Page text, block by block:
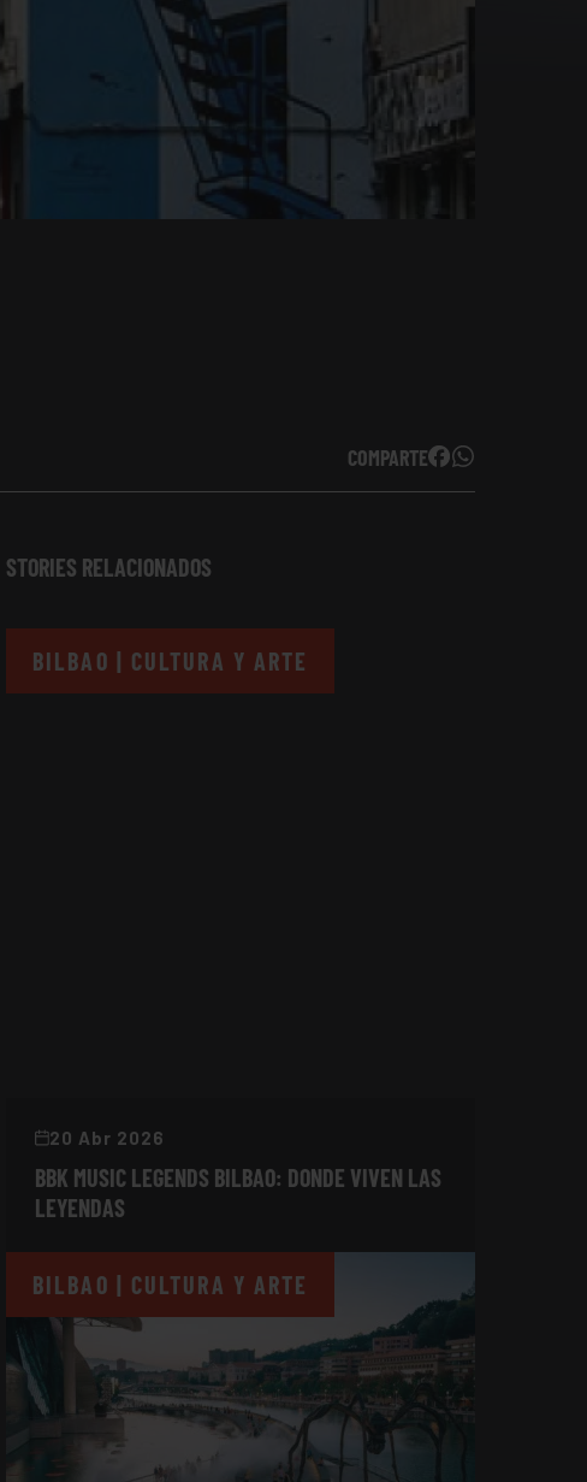
COMPARTE
STORIES RELACIONADOS
BILBAO | CULTURA Y ARTE
20 Abr 2026
BBK MUSIC LEGENDS BILBAO: DONDE VIVEN LAS
LEYENDAS
BILBAO | CULTURA Y ARTE